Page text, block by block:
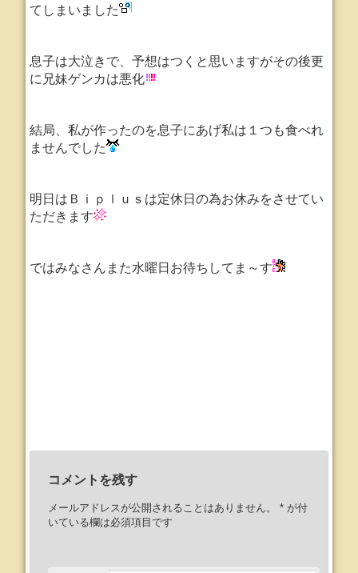
てしまいました
息子は大泣きで、予想はつくと思いますがその後更
に兄妹ゲンカは悪化
結局、私が作ったのを息子にあげ私は１つも食べれ
ませんでした
明日はＢｉｐｌｕｓは定休日の為お休みをさせてい
ただきます
ではみなさんまた水曜日お待ちしてま～す
コメントを残す
メールアドレスが公開されることはありません。 *が付
いている欄は必須項目です